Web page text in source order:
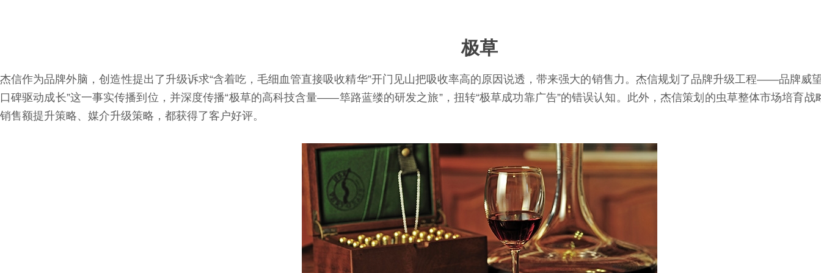
极草
杰信作为品牌外脑，创造性提出了升级诉求“含着吃，毛细血管直接吸收精华”开门见山把吸收率高的原因说透，带来强大的销售力。杰信规划了品牌升级工程——品牌威
口碑驱动成长”这一事实传播到位，并深度传播“极草的高科技含量——筚路蓝缕的研发之旅”，扭转“极草成功靠广告”的错误认知。此外，杰信策划的虫草整体市场培育
销售额提升策略、媒介升级策略，都获得了客户好评。